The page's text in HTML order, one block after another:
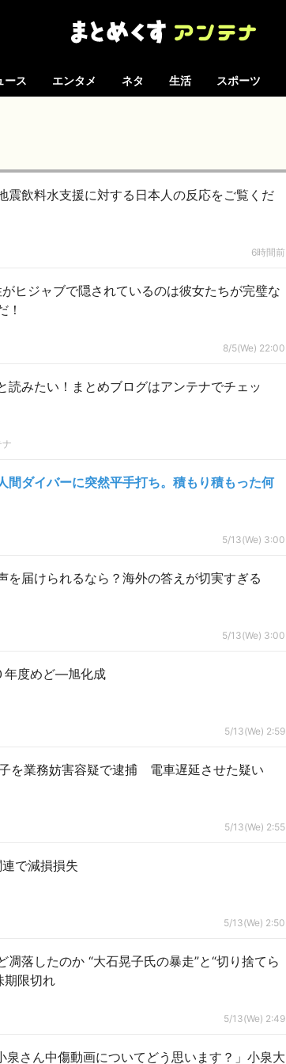
ース エンタメ ネタ 生活 スポーツ
震飲料水支援に対する日本人の反応をご覧くだ
6時間前
がヒジャブで隠されているのは彼女たちが完璧な
！
8/5(We) 22:00
読みたい！まとめブログはアンテナでチェッ
ナ
間ダイバーに突然平手打ち。積もり積もった何
5/13(We) 3:00
を届けられるなら？海外の答えが切実すぎる
5/13(We) 3:00
年度めど―旭化成
5/13(We) 2:59
を業務妨害容疑で逮捕 電車遅延させた疑い
5/13(We) 2:55
で減損損失
5/13(We) 2:50
落したのか “大石晃子氏の暴走”と“切り捨てら
う賞味期限切れ
5/13(We) 2:49
泉さん中傷動画についてどう思います？」小泉大